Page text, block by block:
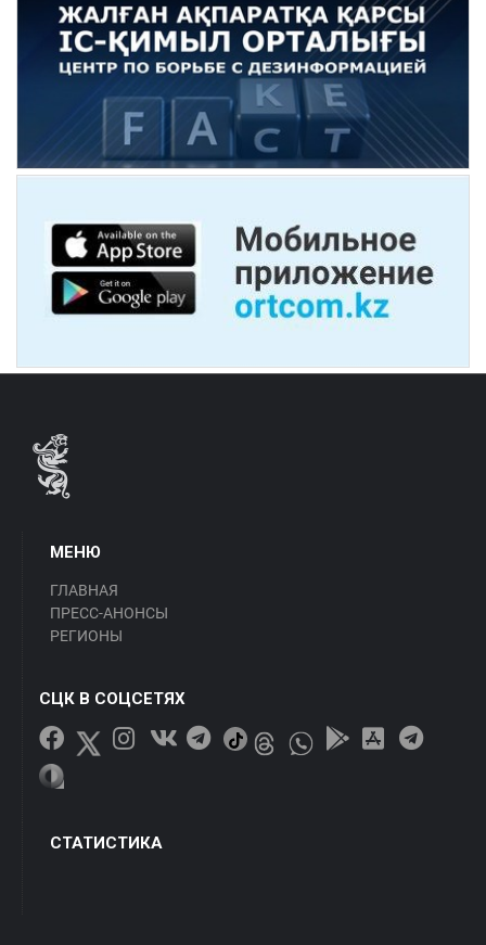
МЕНЮ
ГЛАВНАЯ
ПРЕСС-АНОНСЫ
РЕГИОНЫ
СЦК В СОЦСЕТЯХ
СТАТИСТИКА